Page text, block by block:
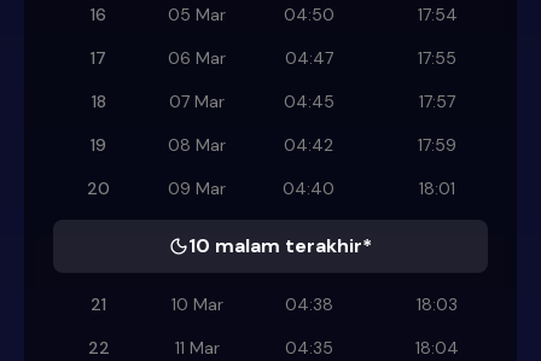
16
05 Mar 04:50
17:54
17
06 Mar 04:47
17:55
18
07 Mar 04:45
17:57
19
08 Mar 04:42
17:59
20
09 Mar 04:40 18:01
10 malam terakhir*
21 10 Mar 04:38
18:03
22
11 Mar 04:35
18:04